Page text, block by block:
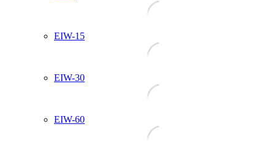
EIW-15
EIW-30
EIW-60